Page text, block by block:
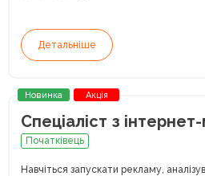
Детальніше
Новинка Акція
Спеціаліст з
Початківець
Навчіться запускати рекламу,